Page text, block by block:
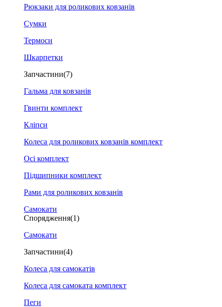
Рюкзаки для роликових ковзанів
Сумки
Термоси
Шкарпетки
Запчастини(7)
Гальма для ковзанів
Гвинти комплект
Кліпси
Колеса для роликових ковзанів комплект
Осі комплект
Підшипники комплект
Рами для роликових ковзанів
Самокати
Спорядження(1)
Самокати
Запчастини(4)
Колеса для самокатів
Колеса для самоката комплект
Пеги